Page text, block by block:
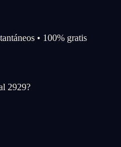
• 100% gratis
2929?